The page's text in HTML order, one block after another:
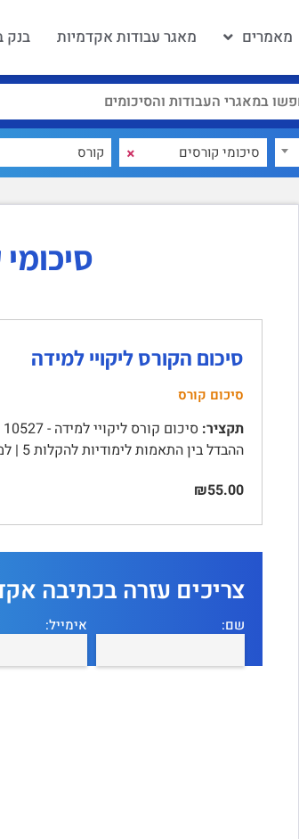
מאמרים מאגר עבודות אקדמיות בנק
× קורס
סיכום הקורס ליקויי למידה‏
סיכום קורס
תקציר:
ההבדל בין התאמות לימודיות להקלות 5 | למה צריך הגדרה ללקויי למידה 5 | מהי לקות למידה 5 | חמישה מאפיינים …
₪55.00
צריכים עזרה בכתיבה
שם: אימייל: